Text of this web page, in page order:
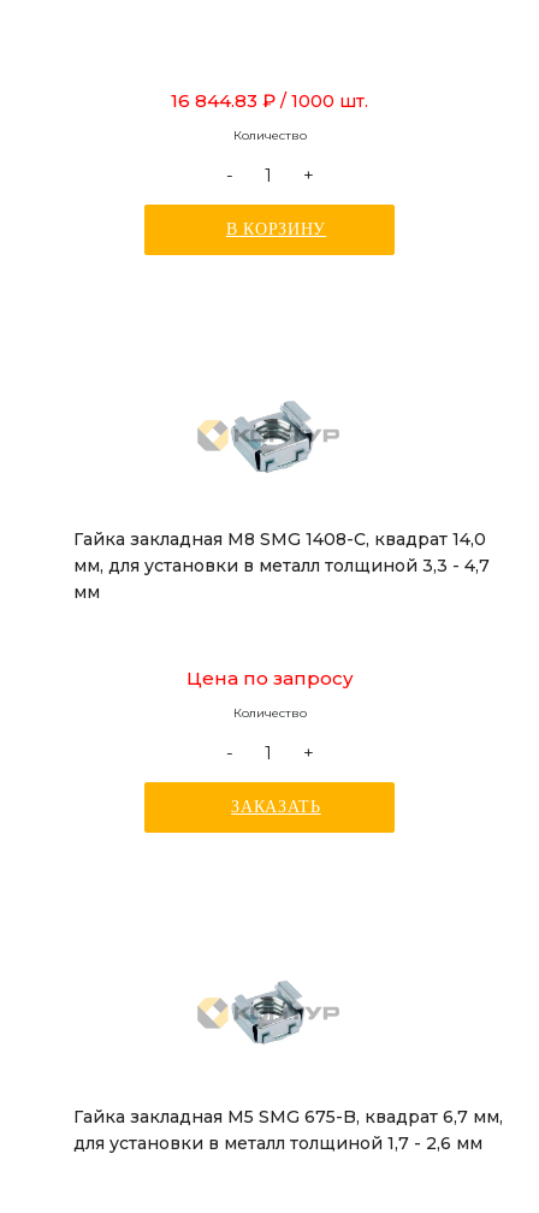
16 844.83 ₽ / 1000 шт.
Количество
- +
В КОРЗИНУ
Гайка закладная М8 SMG 1408-С, квадрат 14,0
мм, для установки в металл толщиной 3,3 - 4,7
мм
Цена по запросу
Количество
- +
ЗАКАЗАТЬ
Гайка закладная М5 SMG 675-B, квадрат 6,7 мм,
для установки в металл толщиной 1,7 - 2,6 мм